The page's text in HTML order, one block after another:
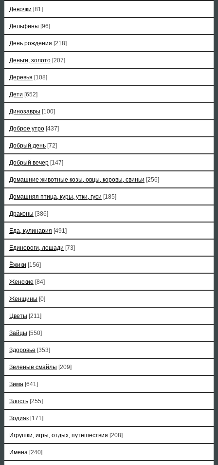
Девочки [81]
Дельфины [96]
День рождения [218]
Деньги, золото [207]
Деревья [108]
Дети [652]
Динозавры [100]
Доброе утро [437]
Добрый день [72]
Добрый вечер [147]
Домашние животные козы, овцы, коровы, свиньи [256]
Домашняя птица, куры, утки, гуси [185]
Драконы [386]
Еда, кулинария [491]
Единороги, лошади [73]
Ёжики [156]
Женские [84]
Женщины [0]
Цветы [211]
Зайцы [550]
Здоровье [353]
Зеленые смайлы [209]
Зима [641]
Злость [255]
Зодиак [171]
Игрушки, игры, отдых, путешествия [208]
Имена [240]